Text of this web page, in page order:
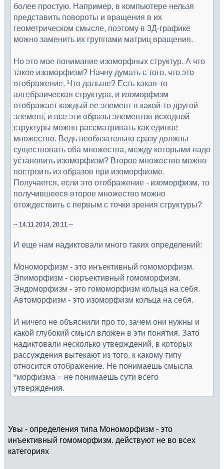
более простую. Например, в компьютере нельзя
представить повороты и вращения в их
геометрическом смысле, поэтому в 3Д-графике
можно заменить их группами матриц вращения.
Но это мое понимание изоморфных структур. А что
такое изоморфизм? Начну думать с того, что это
отображение. Что дальше? Есть какая-то
алгебраическая структура, и изоморфизм
отображает каждый ее элемент в какой-то другой
элемент, и все эти образы элементов исходной
структуры можно рассматривать как единое
множество. Ведь необязательно сразу должны
существовать оба множества, между которыми надо
установить изоморфизм? Второе множество можно
построить из образов при изоморфизме.
Получается, если это отображение - изоморфизм, то
получившееся второе множество можно
отождествить с первым с точки зрения структуры?
-- 14.11.2014, 20:11 --
И еще нам надиктовали много таких определений:
Мономорфизм - это инъективный гомоморфизм.
Эпиморфизм - сюръективный гомоморфизм.
Эндоморфизм - это гомоморфизм кольца на себя.
Автоморфизм - это изоморфизм кольца на себя.
И ничего не объяснили про то, зачем они нужны и
какой глубокий смысл вложен в эти понятия. Зато
надиктовали несколько утверждений, в которых
рассуждения вытекают из того, к какому типу
относится отображение. Не понимаешь смысла
*морфизма = не понимаешь сути всего
утверждения.
Увы - определения типа Мономорфизм - это
инъективный гомоморфизм. действуют не во всех
категориях